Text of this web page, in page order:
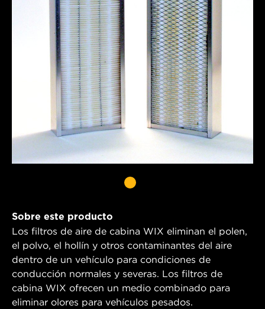
Sobre este producto
Los filtros de aire de cabina WIX eliminan el polen,
el polvo, el hollín y otros contaminantes del aire
dentro de un vehículo para condiciones de
conducción normales y severas. Los filtros de
cabina WIX ofrecen un medio combinado para
eliminar olores para vehículos pesados.